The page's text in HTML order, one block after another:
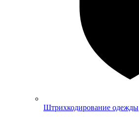
Штрихкодирование одежды